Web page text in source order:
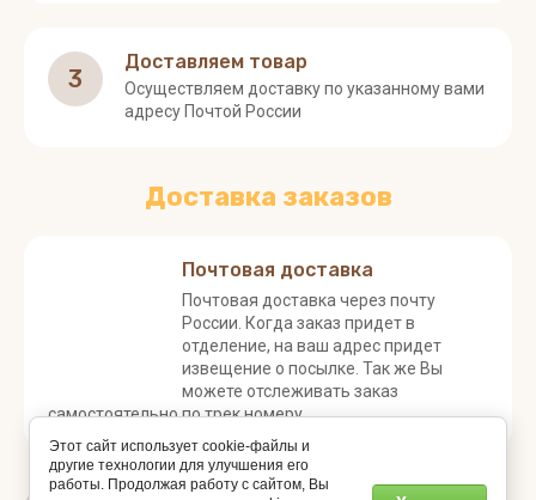
3
Доставляем товар
Осуществляем доставку по указанному вами
адресу Почтой России
Доставка заказов
Почтовая доставка
Почтовая доставка через почту
России. Когда заказ придет в
отделение, на ваш адрес придет
извещение о посылке. Так же Вы
можете отслеживать заказ
самостоятельно по трек номеру
Этот сайт использует cookie-файлы и
другие технологии для улучшения его
работы. Продолжая работу с сайтом, Вы